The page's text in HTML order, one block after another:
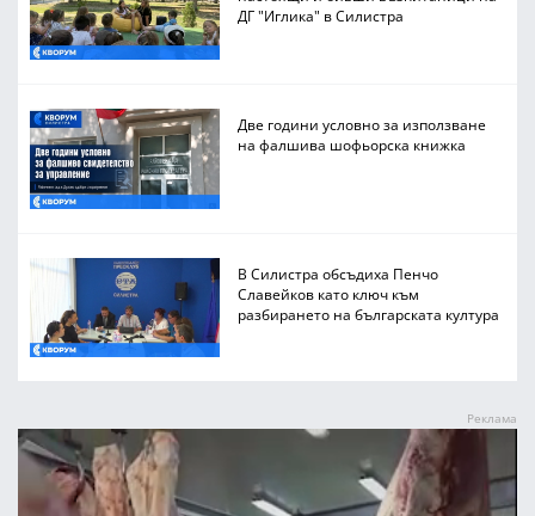
ДГ "Иглика" в Силистра
Две години условно за използване
на фалшива шофьорска книжка
В Силистра обсъдиха Пенчо
Славейков като ключ към
разбирането на българската култура